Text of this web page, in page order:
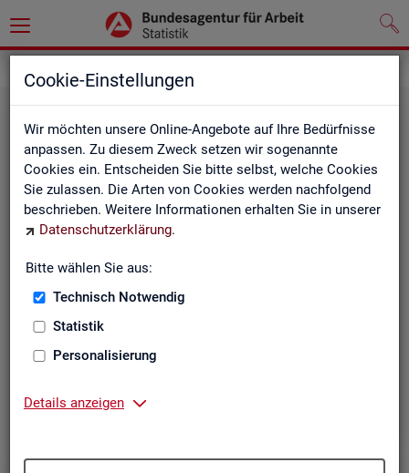
Cookie-Einstellungen
Wir möchten unsere Online-Angebote auf Ihre Bedürfnisse
anpassen. Zu diesem Zweck setzen wir sogenannte
Cookies ein. Entscheiden Sie bitte selbst, welche Cookies
Sie zulassen. Die Arten von Cookies werden nachfolgend
beschrieben. Weitere Informationen erhalten Sie in unserer
Datenschutzerklärung.
Bitte wählen Sie aus:
Technisch Notwendig
Statistik
Personalisierung
Details anzeigen
Un­ter­be­schäf­ti­gung
Wie viele Menschen suchen Arbeit oder haben
Beschäftigungsverhältnis fehlt?